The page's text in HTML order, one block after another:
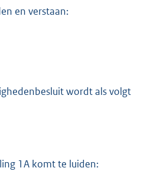
en verstaan:
wordt als volgt
1A komt te luiden: